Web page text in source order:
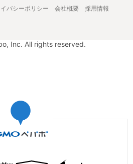
バシーポリシー 会社概要
採用情報
Inc. All rights reserved.